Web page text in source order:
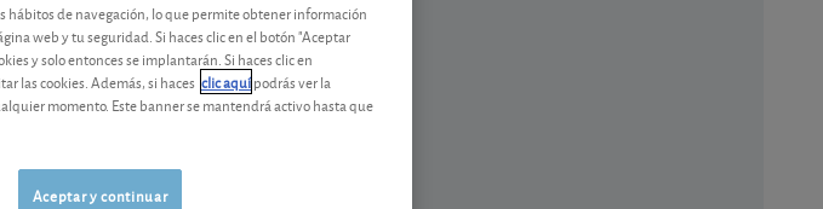
hábitos de navegación, lo que permite obtener información
web y tu seguridad. Si haces clic en el botón "Aceptar
y solo entonces se implantarán. Si haces clic en
las cookies. Además, si haces clic aquípodrás ver la
momento. Este banner se mantendrá activo hasta que
Aceptar y continuar